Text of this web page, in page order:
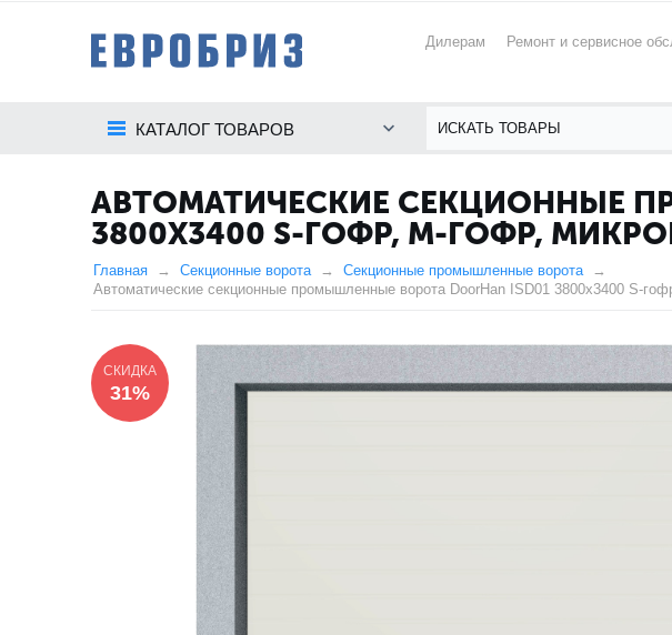
Дилерам Ремонт и сервисное
КАТАЛОГ ТОВАРОВ
АВТОМАТИЧЕСКИЕ СЕКЦИОННЫЕ
3800X3400 S-ГОФР, M-ГОФР,
Главная Секционные ворота
Секционные промышленные ворота
Автоматические секционные промышленные ворота DoorHan ISD01 3800x3400 S-
СКИДКА
31%